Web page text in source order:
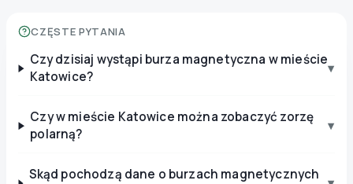
CZĘSTE PYTANIA
Czy dzisiaj wystąpi burza magnetyczna w mieście
Katowice?
▾
Czy w mieście Katowice można zobaczyć zorzę
polarną?
▾
Skąd pochodzą dane o burzach magnetycznych